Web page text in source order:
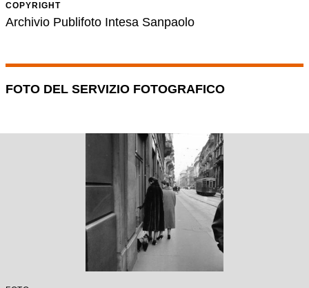
COPYRIGHT
Archivio Publifoto Intesa Sanpaolo
FOTO DEL SERVIZIO FOTOGRAFICO